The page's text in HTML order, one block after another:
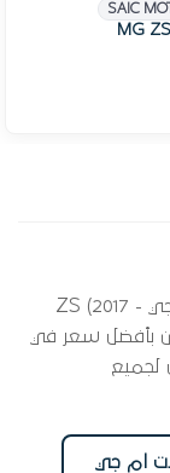
SAIC
ابحث عن قطع غيار أجزاء المحرك لسيارتك ام جي ZS (2017 -
متاحة الآن بأفضل سعر في
لجميع
ام جي